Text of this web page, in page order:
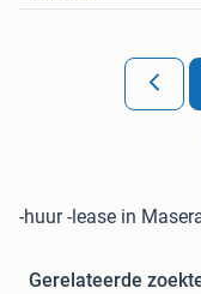
-huur -lease in
Gerelateerde